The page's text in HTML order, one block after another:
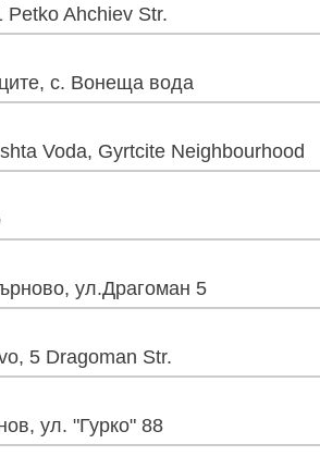
Petko Ahchiev Str.
с. Вонеща вода
Voda, Gyrtcite Neighbourhood
ул.Драгоман 5
5 Dragoman Str.
ул. "Гурко" 88